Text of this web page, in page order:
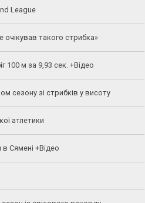
League
очікував такого стрибка»
100 м за 9,93 сек. +Відео
сезону зі стрибків у висоту
атлетики
в Сямені +Відео